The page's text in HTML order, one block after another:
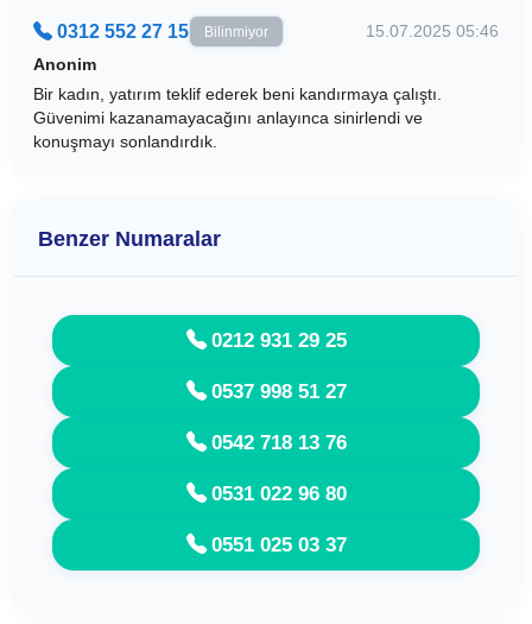
0312 552 27 15 Bilinmiyor
15.07.2025 05:46
Anonim
Bir kadın, yatırım teklif ederek beni kandırmaya çalıştı.
Güvenimi kazanamayacağını anlayınca sinirlendi ve
konuşmayı sonlandırdık.
Benzer Numaralar
0212 931 29 25
0537 998 51 27
0542 718 13 76
0531 022 96 80
0551 025 03 37